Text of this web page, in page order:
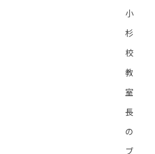
小
杉
校
教
室
長
の
ブ